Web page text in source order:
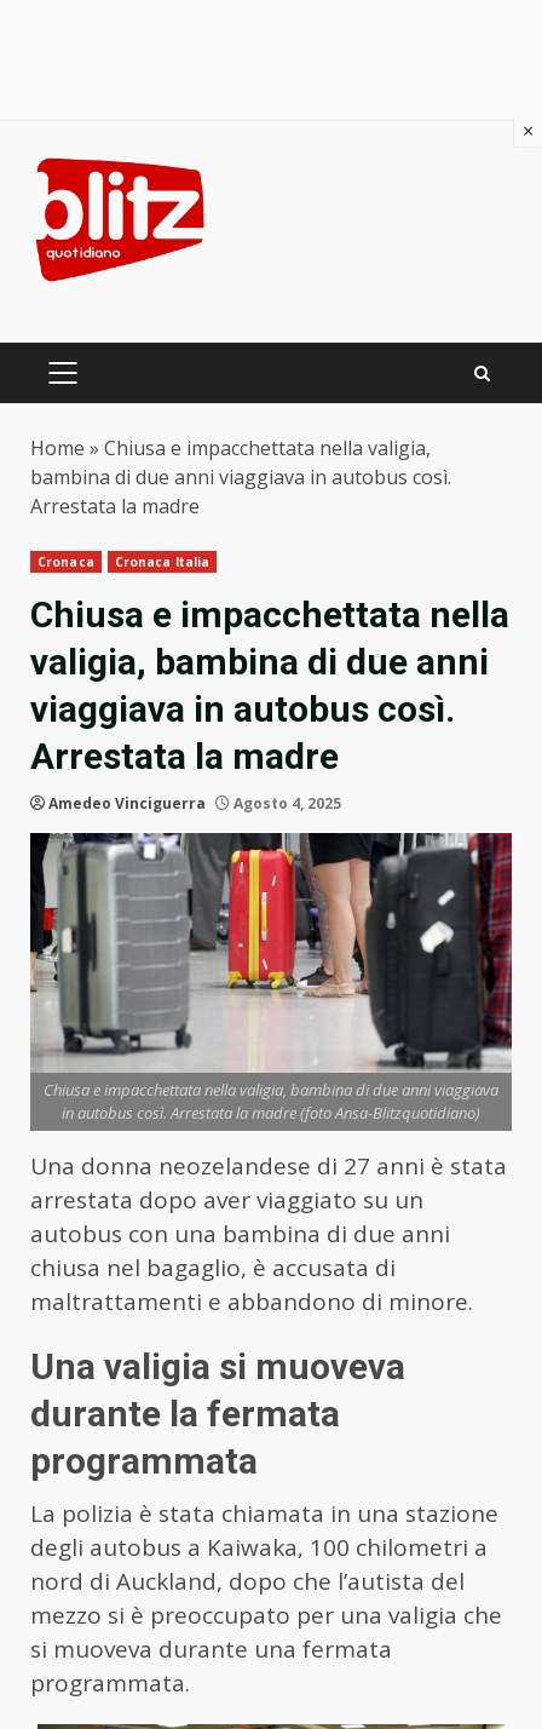
content
PRIMARY
Home » Chiusa e impacchettata nella valigia,
bambina di due anni viaggiava in autobus così.
Arrestata la madre
Cronaca Cronaca Italia
Chiusa e impacchettata nella
valigia, bambina di due anni
viaggiava in autobus così.
Arrestata la madre
Amedeo Vinciguerra Agosto 4, 2025
Chiusa e impacchettata nella valigia, bambina di due anni viaggiava
in autobus così. Arrestata la madre (foto Ansa-Blitzquotidiano)
Una donna neozelandese di 27 anni è stata
arrestata dopo aver viaggiato su un
autobus con una bambina di due anni
chiusa nel bagaglio, è accusata di
maltrattamenti e abbandono di minore.
Una valigia si muoveva
durante la fermata
programmata
La polizia è stata chiamata in una stazione
degli autobus a Kaiwaka, 100 chilometri a
nord di Auckland, dopo che l’autista del
mezzo si è preoccupato per una valigia che
si muoveva durante una fermata
programmata.
×